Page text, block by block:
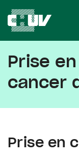
Prise
cancer
Prise en